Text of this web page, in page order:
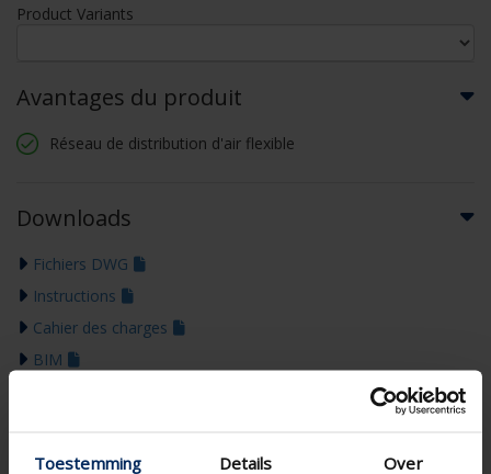
Toestemming Details Over
Product Variants
Avantages du produit
Réseau de distribution d'air flexible
Downloads
Fichiers DWG
Instructions
Cahier des charges
BIM